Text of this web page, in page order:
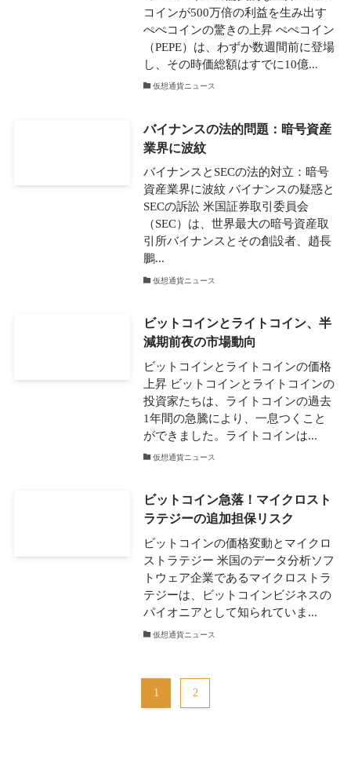
コインが500万倍の利益を生み出す
ぺぺコインの驚きの上昇 ぺぺコイン
（PEPE）は、わずか数週間前に登場
し、その時価総額はすでに10億...
仮想通貨ニュース
バイナンスの法的問題：暗号資産
業界に波紋
バイナンスとSECの法的対立：暗号
資産業界に波紋 バイナンスの疑惑と
SECの訴訟 米国証券取引委員会
（SEC）は、世界最大の暗号資産取
引所バイナンスとその創設者、趙長
鵬...
仮想通貨ニュース
ビットコインとライトコイン、半
減期前夜の市場動向
ビットコインとライトコインの価格
上昇 ビットコインとライトコインの
投資家たちは、ライトコインの過去
1年間の急騰により、一息つくこと
ができました。ライトコインは...
仮想通貨ニュース
ビットコイン急落！マイクロスト
ラテジーの追加担保リスク
ビットコインの価格変動とマイクロ
ストラテジー 米国のデータ分析ソフ
トウェア企業であるマイクロストラ
テジーは、ビットコインビジネスの
パイオニアとして知られていま...
仮想通貨ニュース
1 2